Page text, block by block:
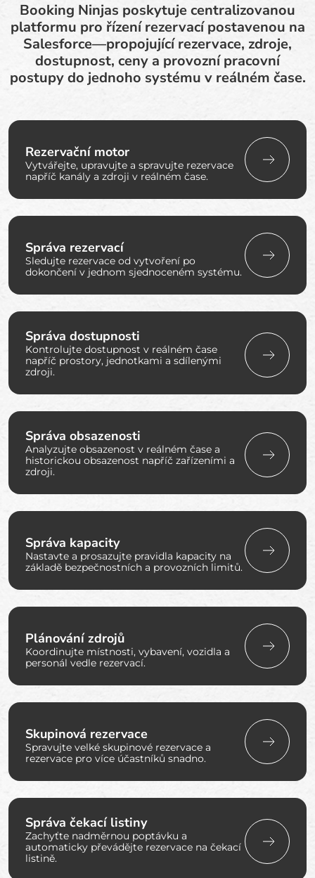
Booking Ninjas poskytuje centralizovanou
platformu pro řízení rezervací postavenou na
Salesforce—propojující rezervace, zdroje,
dostupnost, ceny a provozní pracovní
postupy do jednoho systému v reálném čase.
Rezervační motor
Vytvářejte, upravujte a spravujte rezervace
napříč kanály a zdroji v reálném čase.
Správa rezervací
Sledujte rezervace od vytvoření po
dokončení v jednom sjednoceném systému.
Správa dostupnosti
Kontrolujte dostupnost v reálném čase
napříč prostory, jednotkami a sdílenými
zdroji.
Správa obsazenosti
Analyzujte obsazenost v reálném čase a
historickou obsazenost napříč zařízeními a
zdroji.
Správa kapacity
Nastavte a prosazujte pravidla kapacity na
základě bezpečnostních a provozních limitů.
Plánování zdrojů
Koordinujte místnosti, vybavení, vozidla a
personál vedle rezervací.
Skupinová rezervace
Spravujte velké skupinové rezervace a
rezervace pro více účastníků snadno.
Správa čekací listiny
Zachyťte nadměrnou poptávku a
automaticky převádějte rezervace na čekací
listině.